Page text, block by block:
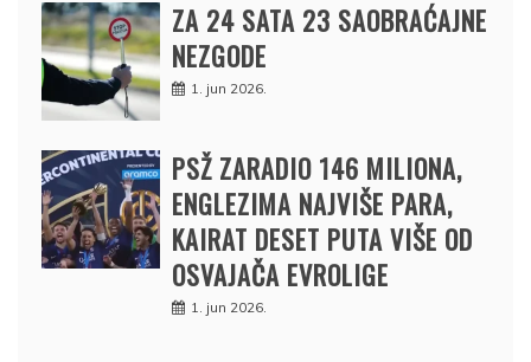
ZA 24 SATA 23 SAOBRAĆAJNE
NEZGODE
1. jun 2026.
PSŽ ZARADIO 146 MILIONA,
ENGLEZIMA NAJVIŠE PARA,
KAIRAT DESET PUTA VIŠE OD
OSVAJAČA EVROLIGE
1. jun 2026.